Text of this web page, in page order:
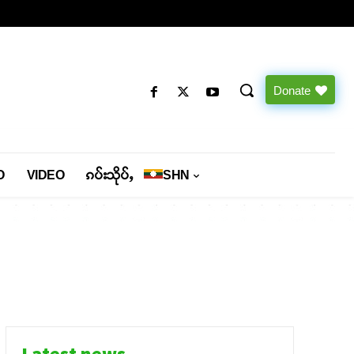
Donate
VIDEO ၵပ်းသိုပ်ႇ SHN